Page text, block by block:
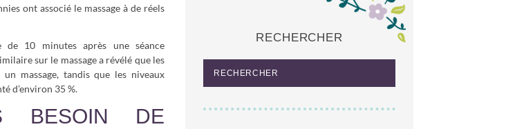
ont associé le massage à de réels
de 10 minutes après une séance
sur le massage a révélé que les
massage, tandis que les niveaux
d’environ 35 %.
BESOIN DE
RECHERCHER